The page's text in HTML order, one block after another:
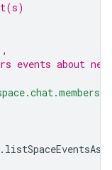
,
about new
.